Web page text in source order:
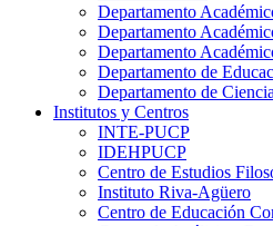
Departamento
Departamento
Departamento
Departamento de
Departamento de
Institutos y Centros
INTE-PUCP
IDEHPUCP
Centro de Estudios
Instituto Riva-Agüero
Centro de Educación